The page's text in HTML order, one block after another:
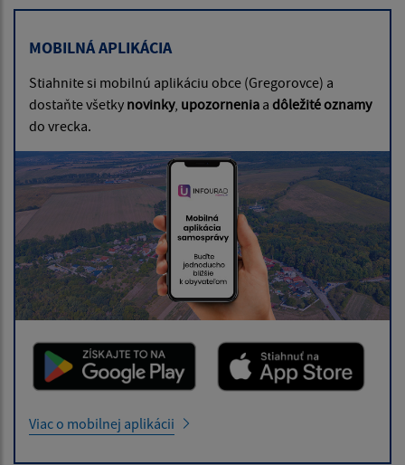
MOBILNÁ APLIKÁCIA
Stiahnite si mobilnú aplikáciu obce (Gregorovce) a
dostaňte všetky novinky, upozornenia a dôležité oznamy
do vrecka.
Viac o mobilnej aplikácii